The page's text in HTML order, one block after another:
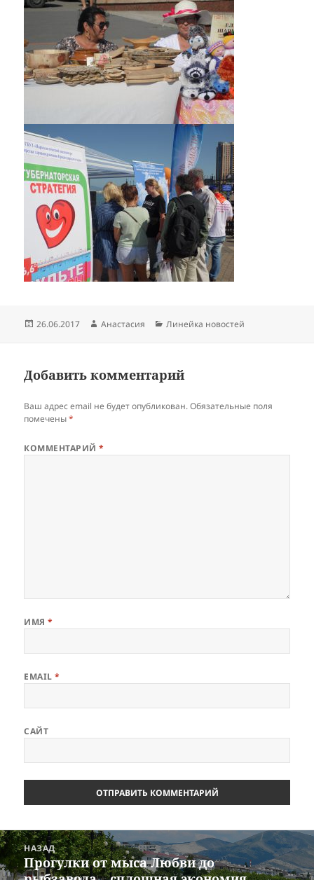
Опубликовано
26.06.2017 Автор
Анастасия Рубрики
Линейка новостей
Добавить комментарий
Ваш адрес email не будет опубликован. Обязательные поля
помечены*
КОММЕНТАРИЙ*
ИМЯ*
EMAIL*
САЙТ
Навигация
по
записям
НАЗАД
Предыдущая
Прогулки от мыса Любви до